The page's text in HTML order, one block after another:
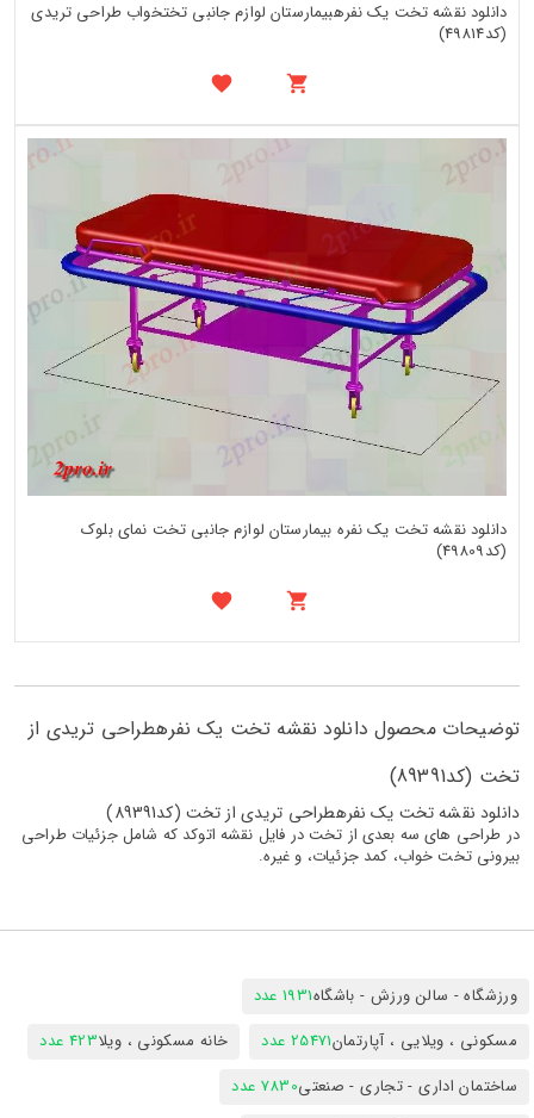
دانلود نقشه تخت یک نفرهبیمارستان لوازم جانبی تختخواب طراحی تریدی
(کد49814)
دانلود نقشه تخت یک نفره بیمارستان لوازم جانبی تخت نمای بلوک
(کد49809)
توضیحات محصول دانلود نقشه تخت یک نفرهطراحی تریدی از
تخت (کد89391)
دانلود نقشه تخت یک نفرهطراحی تریدی از تخت (کد89391)
در طراحی های سه بعدی از تخت در فایل نقشه اتوکد که شامل جزئیات طراحی
بیرونی تخت خواب، کمد جزئیات، و غیره.
ورزشگاه - سالن ورزش - باشگاه1931 عدد
مسکونی ، ویلایی ، آپارتمان25471 عدد خانه مسکونی ، ویلا423 عدد
ساختمان اداری - تجاری - صنعتی7830 عدد